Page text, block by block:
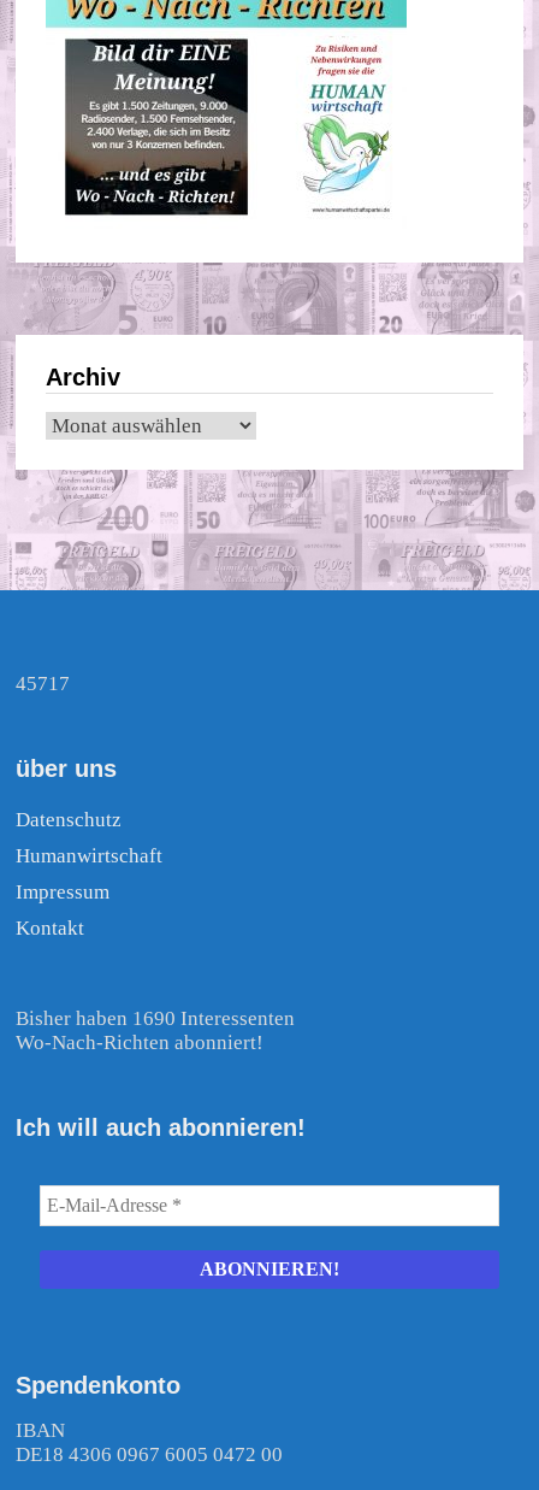
Archiv
Archiv
45717
über uns
Datenschutz
Humanwirtschaft
Impressum
Kontakt
Bisher haben 1690 Interessenten
Wo-Nach-Richten abonniert!
Ich will auch abonnieren!
Spendenkonto
IBAN
DE18 4306 0967 6005 0472 00